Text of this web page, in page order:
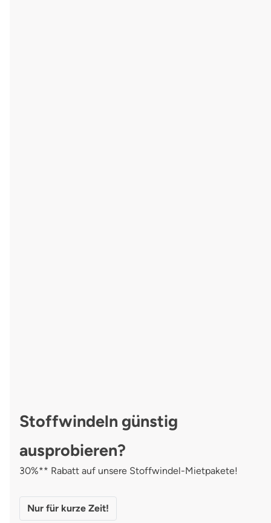
Stoffwindeln günstig
ausprobieren?
30%** Rabatt auf unsere Stoffwindel-Mietpakete!
Nur für kurze Zeit!